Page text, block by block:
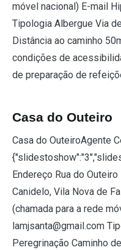
móvel nacional) E-mail
Tipologia Albergue Via
Distância ao caminho
condições de
de preparação de
Casa do Outeiro
Casa do OuteiroAgente
Endereço Rua do
Canidelo, Vila Nova de
(chamada para a rede
lamjsanta@gmail.com
Peregrinação Caminho